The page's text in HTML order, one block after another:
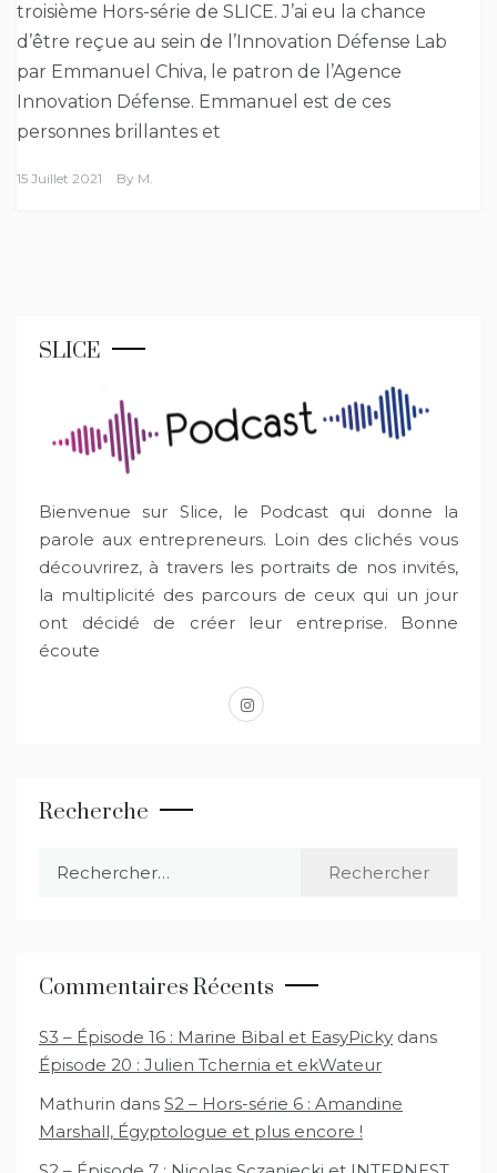
troisième Hors-série de SLICE. J’ai eu la chance
d’être reçue au sein de l’Innovation Défense Lab
par Emmanuel Chiva, le patron de l’Agence
Innovation Défense. Emmanuel est de ces
personnes brillantes et
15 Juillet 2021 By M.
SLICE
Bienvenue sur Slice, le Podcast qui donne la
parole aux entrepreneurs. Loin des clichés vous
découvrirez, à travers les portraits de nos invités,
la multiplicité des parcours de ceux qui un jour
ont décidé de créer leur entreprise. Bonne
écoute
instagram
Recherche
Commentaires Récents
S3 – Épisode 16 : Marine Bibal et EasyPicky dans
Épisode 20 : Julien Tchernia et ekWateur
Mathurin dans S2 – Hors-série 6 : Amandine
Marshall, Égyptologue et plus encore !